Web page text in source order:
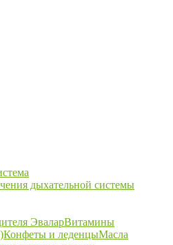
дыхательной системы
ЭваларВитамины
Конфеты и леденцыМасла